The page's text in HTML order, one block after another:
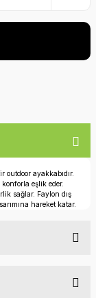
outdoor ayakkabıdır.
eşlik eder.
sağlar. Faylon dış
hareket katar.